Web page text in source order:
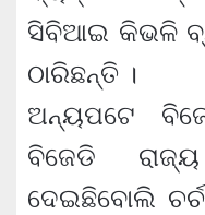
ସିବିଆଇ କିଭଳି
ଠାରିଛନ୍ତି ।
ଅନ୍ୟପଟେ
ବିଜେଡି
ଦେଇଛିବୋଲି